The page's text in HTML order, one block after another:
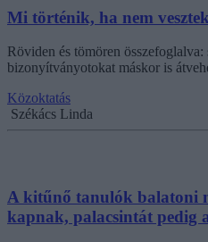
Mi történik, ha nem
Röviden és tömören összefoglalva:
bizonyítványotokat máskor is
Közoktatás
Székács Linda
A kitűnő tanulók balatoni
kapnak, palacsintát pedig